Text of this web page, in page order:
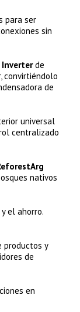
para ser
sin
de
convirtiéndolo
de
universal
centralizado
nativos
el ahorro.
productos y
de
en